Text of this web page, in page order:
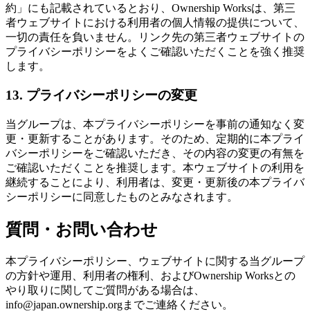
約」にも記載されているとおり、Ownership Worksは、第三
者ウェブサイトにおける利用者の個人情報の提供について、
一切の責任を負いません。リンク先の第三者ウェブサイトの
プライバシーポリシーをよくご確認いただくことを強く推奨
します。
13. プライバシーポリシーの変更
当グループは、本プライバシーポリシーを事前の通知なく変
更・更新することがあります。そのため、定期的に本プライ
バシーポリシーをご確認いただき、その内容の変更の有無を
ご確認いただくことを推奨します。本ウェブサイトの利用を
継続することにより、利用者は、変更・更新後の本プライバ
シーポリシーに同意したものとみなされます。
質問・お問い合わせ
本プライバシーポリシー、ウェブサイトに関する当グループ
の方針や運用、利用者の権利、およびOwnership Worksとの
やり取りに関してご質問がある場合は、
info@japan.ownership.orgまでご連絡ください。